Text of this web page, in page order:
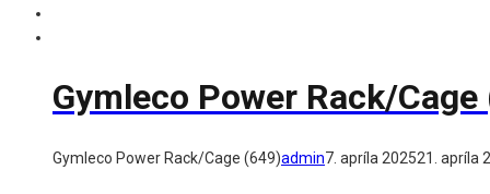
Gymleco Power Rack/Cage
Gymleco Power Rack/Cage (649)admin7. apríla 202521. apríla